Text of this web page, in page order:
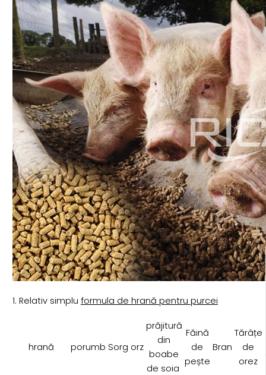
1. Relativ simplu formula de hrană pentru purcei
hrană porumb Sorg orz
prăjitură
din
boabe
de soia
Făină
de
pește
Bran
Tărâțe
de
orez